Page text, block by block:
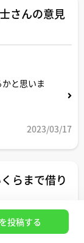
さんの意見
と思いま
2023/03/17
らまで借り
投稿する